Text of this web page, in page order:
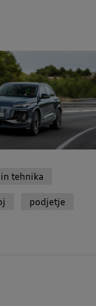
tehnika
podjetje